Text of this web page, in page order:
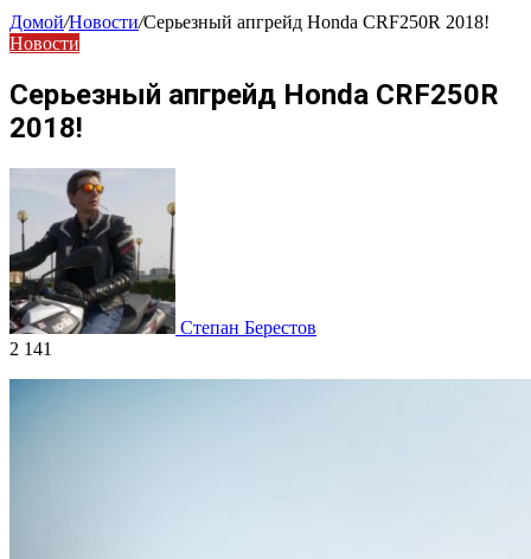
Домой/Новости/Серьезный апгрейд Honda CRF250R 2018!
Новости
Серьезный апгрейд Honda CRF250R
2018!
Степан Берестов
2 141